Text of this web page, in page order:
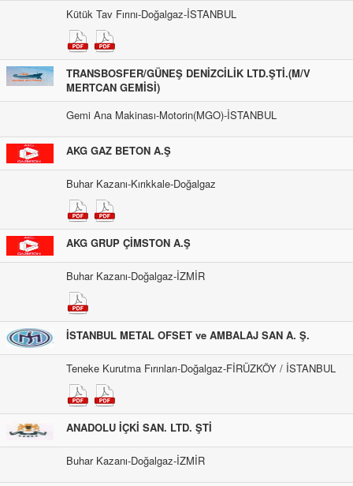
Kütük Tav Fırını-Doğalgaz-İSTANBUL
TRANSBOSFER/GÜNEŞ DENİZCİLİK LTD.ŞTİ.(M/V
MERTCAN GEMİSİ)
Gemi Ana Makinası-Motorin(MGO)-İSTANBUL
AKG GAZ BETON A.Ş
Buhar Kazanı-Kırıkkale-Doğalgaz
AKG GRUP ÇİMSTON A.Ş
Buhar Kazanı-Doğalgaz-İZMİR
İSTANBUL METAL OFSET ve AMBALAJ SAN A. Ş.
Teneke Kurutma Fırınları-Doğalgaz-FİRÜZKÖY / İSTANBUL
ANADOLU İÇKİ SAN. LTD. ŞTİ
Buhar Kazanı-Doğalgaz-İZMİR